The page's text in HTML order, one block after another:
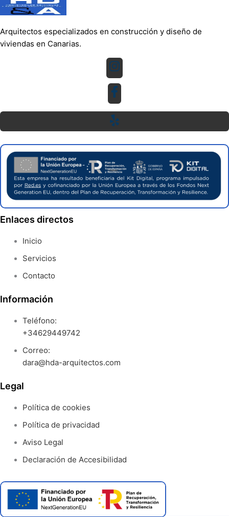
Arquitectos especializados en construcción y diseño de
viviendas en Canarias.
Enlaces directos
Inicio
Servicios
Contacto
Información
Teléfono:
+34629449742
Correo:
dara@hda-arquitectos.com
Legal
Política de cookies
Política de privacidad
Aviso Legal
Declaración de Accesibilidad